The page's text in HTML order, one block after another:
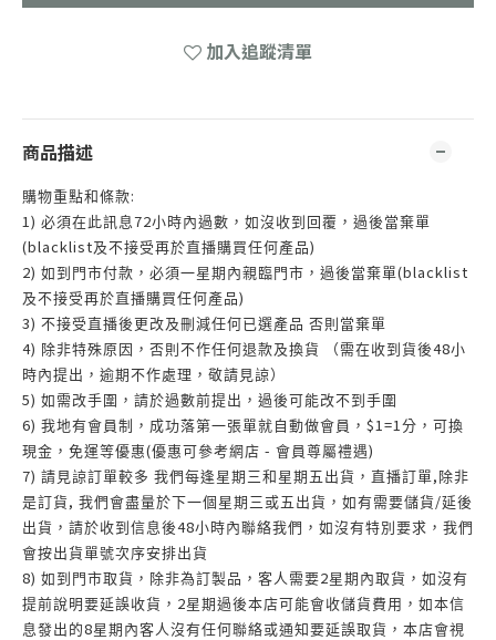
加入追蹤清單
商品描述
購物重點和條款:
1) 必須在此訊息72小時內過數，如沒收到回覆，過後當棄單
(blacklist及不接受再於直播購買任何產品)
2) 如到門市付款，必須一星期內親臨門市，過後當棄單(blacklist
及不接受再於直播購買任何產品)
3) 不接受直播後更改及刪減任何已選產品 否則當棄單
4) 除非特殊原因，否則不作任何退款及換貨 （需在收到貨後48小
時內提出，逾期不作處理，敬請見諒）
5) 如需改手圍，請於過數前提出，過後可能改不到手圍
6) 我地有會員制，成功落第一張單就自動做會員， $1=1分，可換
現金，免運等優惠(優惠可參考網店 - 會員尊屬禮遇)
7) 請見諒訂單較多 我們每逢星期三和星期五出貨，直播訂單, 除非
是訂貨, 我們會盡量於下一個星期三或五出貨，如有需要儲貨/延後
出貨，請於收到信息後48小時內聯絡我們，如沒有特別要求，我們
會按出貨單號次序安排出貨
8) 如到門市取貨，除非為訂製品，客人需要2星期內取貨，如沒有
提前說明要延誤收貨， 2星期過後本店可能會收儲貨費用，如本信
息發出的8星期內客人沒有任何聯絡或通知要延誤取貨，本店會視